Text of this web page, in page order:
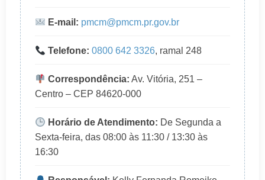
E-mail: pmcm@pmcm.pr.gov.br
Telefone: 0800 642 3326, ramal 248
Correspondência: Av. Vitória, 251 –
Centro – CEP 84620-000
Horário de Atendimento: De Segunda a
Sexta-feira, das 08:00 às 11:30 / 13:30 às
16:30